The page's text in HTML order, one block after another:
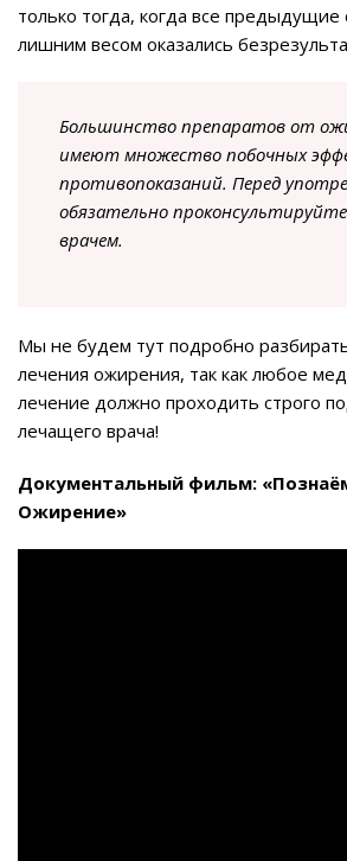
только тогда, когда все
лишним весом оказались
Большинство препаратов от
имеют множество побочных
противопоказаний. Перед
обязательно
врачем.
Мы не будем тут подробно
лечения ожирения, так как любое
лечение должно проходить строго
лечащего врача!
Документальный фильм:
Ожирение»